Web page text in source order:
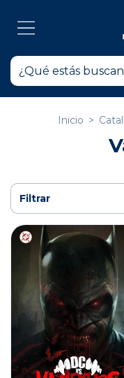
Inicio >
Filtrar